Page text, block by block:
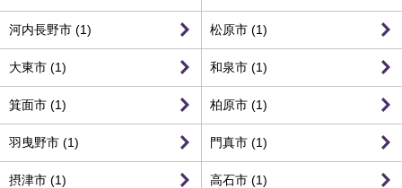
河内長野市 (1) 松原市 (1)
大東市 (1) 和泉市 (1)
箕面市 (1) 柏原市 (1)
羽曳野市 (1) 門真市 (1)
摂津市 (1) 高石市 (1)